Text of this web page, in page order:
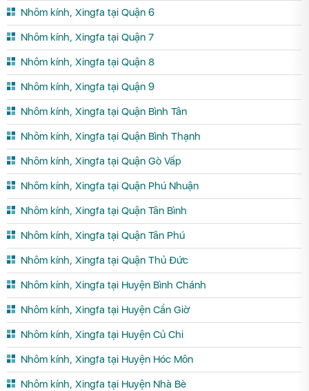
Nhôm kính, Xingfa tại Quận 6
Nhôm kính, Xingfa tại Quận 7
Nhôm kính, Xingfa tại Quận 8
Nhôm kính, Xingfa tại Quận 9
Nhôm kính, Xingfa tại Quận Bình Tân
Nhôm kính, Xingfa tại Quận Bình Thạnh
Nhôm kính, Xingfa tại Quận Gò Vấp
Nhôm kính, Xingfa tại Quận Phú Nhuận
Nhôm kính, Xingfa tại Quận Tân Bình
Nhôm kính, Xingfa tại Quận Tân Phú
Nhôm kính, Xingfa tại Quận Thủ Đức
Nhôm kính, Xingfa tại Huyện Bình Chánh
Nhôm kính, Xingfa tại Huyện Cần Giờ
Nhôm kính, Xingfa tại Huyện Củ Chi
Nhôm kính, Xingfa tại Huyện Hóc Môn
Nhôm kính, Xingfa tại Huyện Nhà Bè